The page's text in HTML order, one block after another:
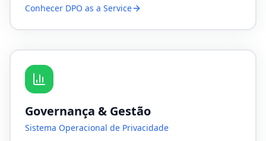
Conhecer DPO as a Service
Governança & Gestão
Sistema Operacional de Privacidade